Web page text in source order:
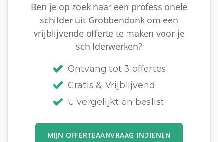
Ben je op zoek naar een professionele
schilder uit Grobbendonk om een
vrijblijvende offerte te maken voor je
schilderwerken?
Ontvang tot 3 offertes
Gratis & Vrijblijvend
U vergelijkt en beslist
MIJN OFFERTEAANVRAAG INDIENEN